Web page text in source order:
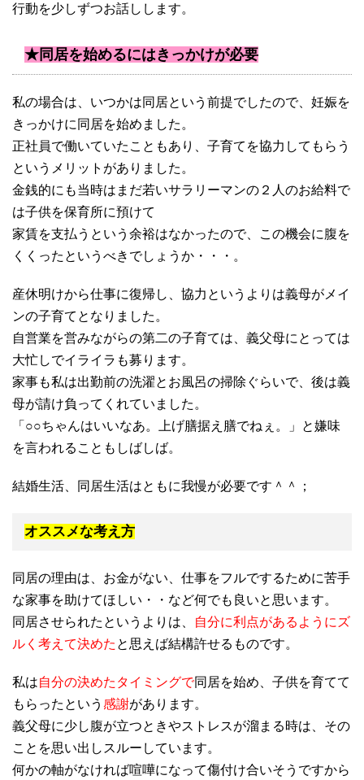
行動を少しずつお話しします。
★同居を始めるにはきっかけが必要
私の場合は、いつかは同居という前提でしたので、妊娠を
きっかけに同居を始めました。
正社員で働いていたこともあり、子育てを協力してもらう
というメリットがありました。
金銭的にも当時はまだ若いサラリーマンの２人のお給料で
は子供を保育所に預けて
家賃を支払うという余裕はなかったので、この機会に腹を
くくったというべきでしょうか・・・。
産休明けから仕事に復帰し、協力というよりは義母がメイ
ンの子育てとなりました。
自営業を営みながらの第二の子育ては、義父母にとっては
大忙しでイライラも募ります。
家事も私は出勤前の洗濯とお風呂の掃除ぐらいで、後は義
母が請け負ってくれていました。
「○○ちゃんはいいなあ。上げ膳据え膳でねぇ。」と嫌味
を言われることもしばしば。
結婚生活、同居生活はともに我慢が必要です＾＾；
オススメな考え方
同居の理由は、お金がない、仕事をフルでするために苦手
な家事を助けてほしい・・など何でも良いと思います。
同居させられたというよりは、
自分に利点があるようにズ
ルく考えて決めた と思えば結構許せるものです。
私は自分の決めたタイミングで同居を始め、子供を育てて
もらったという 感謝があります。
義父母に少し腹が立つときやストレスが溜まる時は、その
ことを思い出しスルーしています。
何かの軸がなければ喧嘩になって傷付け合いそうですから